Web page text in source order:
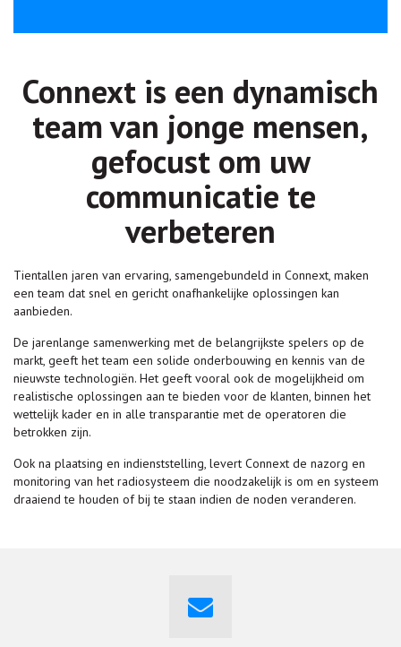
Connext is een dynamisch
team van jonge mensen,
gefocust om uw
communicatie te
verbeteren
Tientallen jaren van ervaring, samengebundeld in Connext, maken
een team dat snel en gericht onafhankelijke oplossingen kan
aanbieden.
De jarenlange samenwerking met de belangrijkste spelers op de
markt, geeft het team een solide onderbouwing en kennis van de
nieuwste technologiën. Het geeft vooral ook de mogelijkheid om
realistische oplossingen aan te bieden voor de klanten, binnen het
wettelijk kader en in alle transparantie met de operatoren die
betrokken zijn.
Ook na plaatsing en indienststelling, levert Connext de nazorg en
monitoring van het radiosysteem die noodzakelijk is om en systeem
draaiend te houden of bij te staan indien de noden veranderen.